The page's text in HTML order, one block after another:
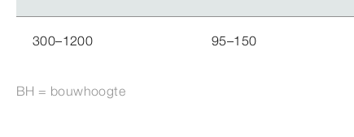
300–1200 95–150
BH = bouwhoogte